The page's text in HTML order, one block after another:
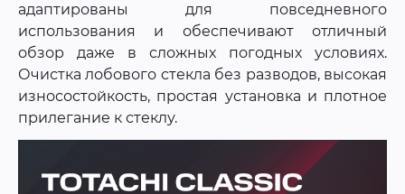
адаптированы для повседневного
использования и обеспечивают отличный
обзор даже в сложных погодных условиях.
Очистка лобового стекла без разводов, высокая
износостойкость, простая установка и плотное
прилегание к стеклу.